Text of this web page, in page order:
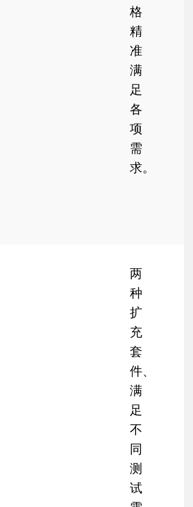
格
精
准
满
足
各
项
需
求。
两
种
扩
充
套
件、
满
足
不
同
测
试